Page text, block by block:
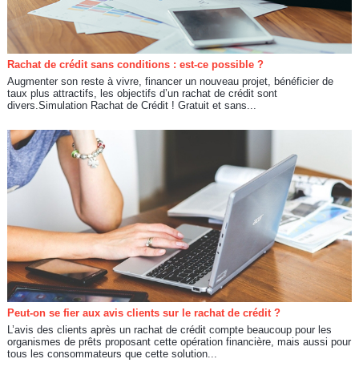
Rachat de crédit sans conditions : est-ce possible ?
Augmenter son reste à vivre, financer un nouveau projet, bénéficier de
taux plus attractifs, les objectifs d’un rachat de crédit sont
divers.Simulation Rachat de Crédit ! Gratuit et sans...
Peut-on se fier aux avis clients sur le rachat de crédit ?
L’avis des clients après un rachat de crédit compte beaucoup pour les
organismes de prêts proposant cette opération financière, mais aussi pour
tous les consommateurs que cette solution...